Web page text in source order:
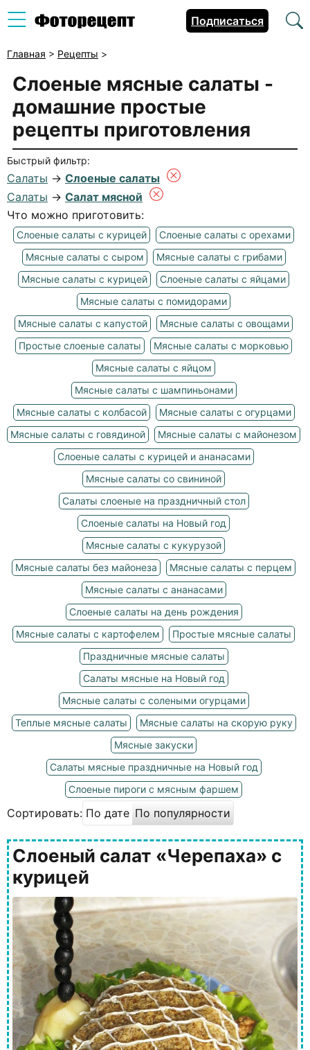
Подписаться
Главная > Рецепты >
Слоеные мясные салаты -
домашние простые
рецепты приготовления
Быстрый фильтр:
Салаты → Слоеные салаты
Салаты → Салат мясной
Что можно приготовить:
Слоеные салаты с курицей
Слоеные салаты с орехами
Мясные салаты с сыром
Мясные салаты с грибами
Мясные салаты с курицей
Слоеные салаты с яйцами
Мясные салаты с помидорами
Мясные салаты с капустой
Мясные салаты с овощами
Простые слоеные салаты
Мясные салаты с морковью
Мясные салаты с яйцом
Мясные салаты с шампиньонами
Мясные салаты с колбасой
Мясные салаты с огурцами
Мясные салаты с говядиной
Мясные салаты с майонезом
Слоеные салаты с курицей и ананасами
Мясные салаты со свининой
Салаты слоеные на праздничный стол
Слоеные салаты на Новый год
Мясные салаты с кукурузой
Мясные салаты без майонеза
Мясные салаты с перцем
Мясные салаты с ананасами
Слоеные салаты на день рождения
Мясные салаты с картофелем
Простые мясные салаты
Праздничные мясные салаты
Салаты мясные на Новый год
Мясные салаты с солеными огурцами
Теплые мясные салаты
Мясные салаты на скорую руку
Мясные закуски
Салаты мясные праздничные на Новый год
Слоеные пироги с мясным фаршем
Сортировать: По дате По популярности
Слоеный салат «Черепаха» с
курицей